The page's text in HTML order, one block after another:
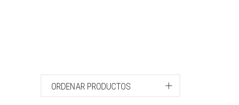
ORDENAR PRODUCTOS